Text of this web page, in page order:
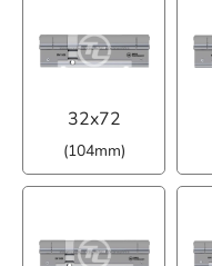
32x72
(104mm)